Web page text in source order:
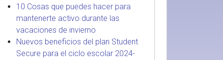
10 Cosas que puedes hacer para
mantenerte activo durante las
vacaciones de invierno
Nuevos beneficios del plan Student
Secure para el ciclo escolar 2024-